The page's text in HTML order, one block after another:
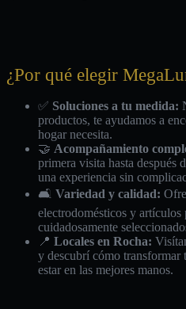
¿Por qué elegir
✅ Soluciones a tu medida:
productos, te ayudamos a
hogar necesita.
🤝 Acompañamiento
primera visita hasta después
una experiencia sin
🛋️ Variedad y calidad:
electrodomésticos y artículos
cuidadosamente
📍 Locales en Rocha:
y descubrí cómo transformar
estar en las mejores manos.